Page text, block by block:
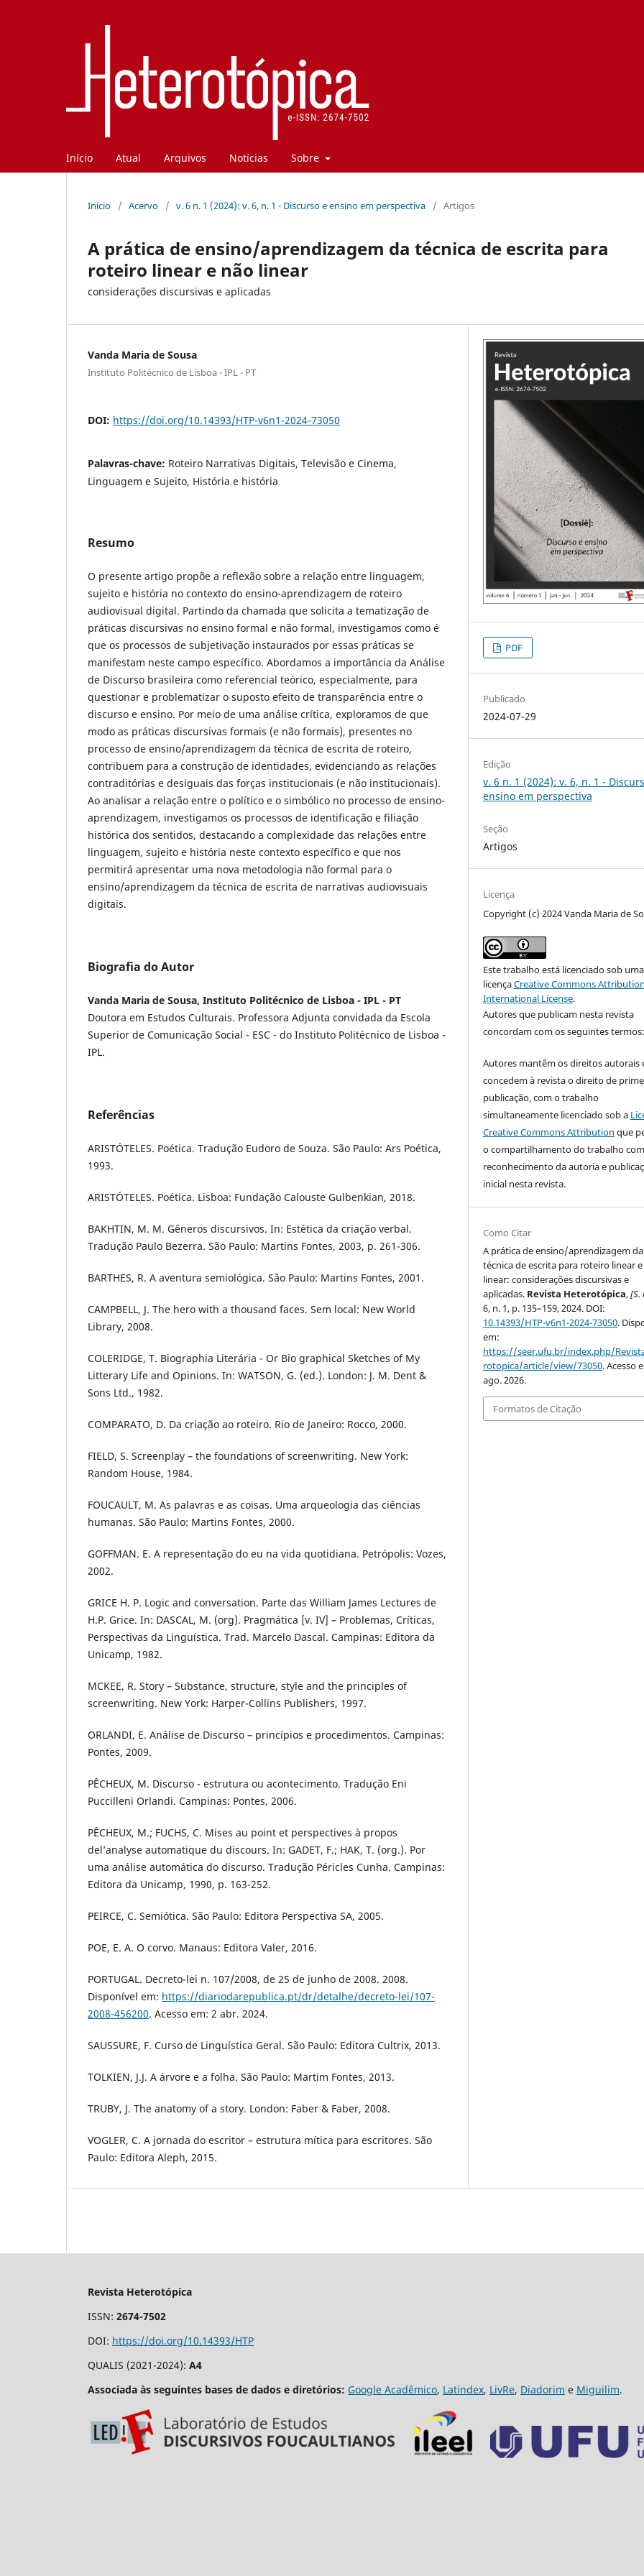
Início Atual Arquivos Notícias Sobre
Início / Acervo / v. 6 n. 1 (2024): v. 6, n. 1 - Discurso e ensino em perspectiva / Artigos
A prática de ensino/aprendizagem da técnica de escrita para
roteiro linear e não linear
considerações discursivas e aplicadas
Vanda Maria de Sousa
Instituto Politécnico de Lisboa - IPL - PT
DOI: https://doi.org/10.14393/HTP-v6n1-2024-73050
Palavras-chave: Roteiro Narrativas Digitais, Televisão e Cinema,
Linguagem e Sujeito, História e história
Resumo
O presente artigo propõe a reflexão sobre a relação entre linguagem,
sujeito e história no contexto do ensino-aprendizagem de roteiro
audiovisual digital. Partindo da chamada que solicita a tematização de
práticas discursivas no ensino formal e não formal, investigamos como é
que os processos de subjetivação instaurados por essas práticas se
manifestam neste campo específico. Abordamos a importância da Análise
de Discurso brasileira como referencial teórico, especialmente, para
questionar e problematizar o suposto efeito de transparência entre o
discurso e ensino. Por meio de uma análise crítica, exploramos de que
modo as práticas discursivas formais (e não formais), presentes no
processo de ensino/aprendizagem da técnica de escrita de roteiro,
contribuem para a construção de identidades, evidenciando as relações
contraditórias e desiguais das forças institucionais (e não institucionais).
Ao analisar a relação entre o político e o simbólico no processo de ensino-
aprendizagem, investigamos os processos de identificação e filiação
histórica dos sentidos, destacando a complexidade das relações entre
linguagem, sujeito e história neste contexto específico e que nos
permitirá apresentar uma nova metodologia não formal para o
ensino/aprendizagem da técnica de escrita de narrativas audiovisuais
digitais.
Biografia do Autor
Vanda Maria de Sousa, Instituto Politécnico de Lisboa - IPL - PT
Doutora em Estudos Culturais. Professora Adjunta convidada da Escola
Superior de Comunicação Social - ESC - do Instituto Politécnico de Lisboa -
IPL.
Referências
ARISTÓTELES. Poética. Tradução Eudoro de Souza. São Paulo: Ars Poética,
1993.
ARISTÓTELES. Poética. Lisboa: Fundação Calouste Gulbenkian, 2018.
BAKHTIN, M. M. Gêneros discursivos. In: Estética da criação verbal.
Tradução Paulo Bezerra. São Paulo: Martins Fontes, 2003, p. 261-306.
BARTHES, R. A aventura semiológica. São Paulo: Martins Fontes, 2001.
CAMPBELL, J. The hero with a thousand faces. Sem local: New World
Library, 2008.
COLERIDGE, T. Biographia Literária - Or Bio graphical Sketches of My
Litterary Life and Opinions. In: WATSON, G. (ed.). London: J. M. Dent &
Sons Ltd., 1982.
COMPARATO, D. Da criação ao roteiro. Rio de Janeiro: Rocco, 2000.
FIELD, S. Screenplay – the foundations of screenwriting. New York:
Random House, 1984.
FOUCAULT, M. As palavras e as coisas. Uma arqueologia das ciências
humanas. São Paulo: Martins Fontes, 2000.
GOFFMAN. E. A representação do eu na vida quotidiana. Petrópolis: Vozes,
2002.
GRICE H. P. Logic and conversation. Parte das William James Lectures de
H.P. Grice. In: DASCAL, M. (org). Pragmática [v. IV] – Problemas, Críticas,
Perspectivas da Linguística. Trad. Marcelo Dascal. Campinas: Editora da
Unicamp, 1982.
MCKEE, R. Story – Substance, structure, style and the principles of
screenwriting. New York: Harper-Collins Publishers, 1997.
ORLANDI, E. Análise de Discurso – princípios e procedimentos. Campinas:
Pontes, 2009.
PÊCHEUX, M. Discurso - estrutura ou acontecimento. Tradução Eni
Puccilleni Orlandi. Campinas: Pontes, 2006.
PÊCHEUX, M.; FUCHS, C. Mises au point et perspectives à propos
del’analyse automatique du discours. In: GADET, F.; HAK, T. (org.). Por
uma análise automática do discurso. Tradução Péricles Cunha. Campinas:
Editora da Unicamp, 1990, p. 163-252.
PEIRCE, C. Semiótica. São Paulo: Editora Perspectiva SA, 2005.
POE, E. A. O corvo. Manaus: Editora Valer, 2016.
PORTUGAL. Decreto-lei n. 107/2008, de 25 de junho de 2008. 2008.
Disponível em: https://diariodarepublica.pt/dr/detalhe/decreto-lei/107-
2008-456200. Acesso em: 2 abr. 2024.
SAUSSURE, F. Curso de Linguística Geral. São Paulo: Editora Cultrix, 2013.
TOLKIEN, J.J. A árvore e a folha. São Paulo: Martim Fontes, 2013.
TRUBY, J. The anatomy of a story. London: Faber & Faber, 2008.
VOGLER, C. A jornada do escritor – estrutura mítica para escritores. São
Paulo: Editora Aleph, 2015.
PDF
Publicado
2024-07-29
Edição
v. 6 n. 1 (2024): v. 6, n. 1 -
ensino em perspectiva
Seção
Artigos
Licença
Copyright (c) 2024 Vanda Maria de
Este trabalho está licenciado sob uma
licençaCreative Commons
International License.
Autores que publicam nesta revista
concordam com os seguintes termos:
Autores mantêm os direitos autorais
concedem à revista o direito de
publicação, com o trabalho
simultaneamente licenciado sob a
Creative Commons Attribution que
o compartilhamento do trabalho com
reconhecimento da autoria e
inicial nesta revista.
Como Citar
A prática de ensino/aprendizagem da
técnica de escrita para roteiro linear
linear: considerações discursivas e
aplicadas. Revista Heterotópica,[S.
6, n. 1, p. 135–159, 2024. DOI:
10.14393/HTP-v6n1-2024-73050.
em:
https://seer.ufu.br/index.php/
rotopica/article/view/73050. Acesso
ago. 2026.
Formatos de Citação
Revista Heterotópica
ISSN: 2674-7502
DOI: https://doi.org/10.14393/HTP
QUALIS (2021-2024): A4
Associada às seguintes bases de dados e diretórios: Google Acadêmico, Latindex, LivRe, Diadorim e Miguilim.